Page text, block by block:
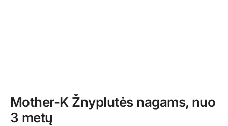
Mother-K Žnyplutės nagams, nuo
3 metų